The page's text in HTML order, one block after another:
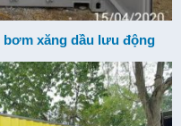
xăng dầu lưu động